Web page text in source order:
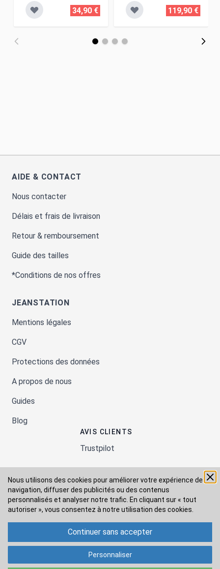
Nous utilisons des cookies pour améliorer votre expérience de
navigation, diffuser des publicités ou des contenus
personnalisés et analyser notre trafic. En cliquant sur « tout
autoriser », vous consentez à notre utilisation des cookies.
Continuer sans accepter
Personnaliser
34,90 € 119,90 €
AIDE & CONTACT
Nous contacter
Délais et frais de livraison
Retour & remboursement
Guide des tailles
*Conditions de nos offres
JEANSTATION
Mentions légales
CGV
Protections des données
A propos de nous
Guides
Blog
AVIS CLIENTS
Trustpilot
Moyens de paiement
Modes de livraison